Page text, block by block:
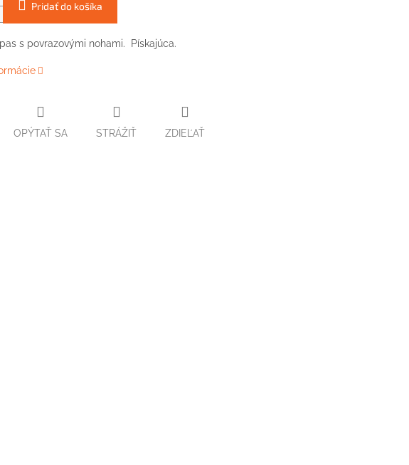
Pridať do košíka
s povrazovými nohami. Pískajúca.
OPÝTAŤ SA STRÁŽIŤ ZDIEĽAŤ